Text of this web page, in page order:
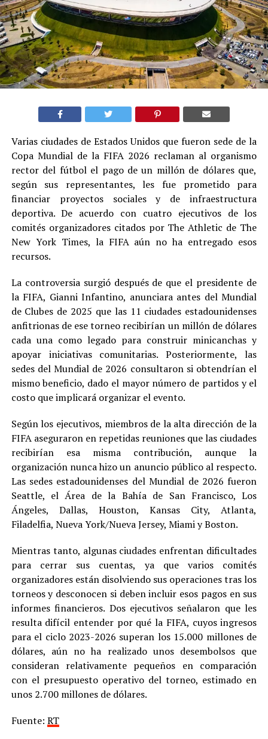
Varias ciudades de Estados Unidos que fueron sede de la
Copa Mundial de la FIFA 2026 reclaman al organismo
rector del fútbol el pago de un millón de dólares que,
según sus representantes, les fue prometido para
financiar proyectos sociales y de infraestructura
deportiva. De acuerdo con cuatro ejecutivos de los
comités organizadores citados por The Athletic de The
New York Times, la FIFA aún no ha entregado esos
recursos.
La controversia surgió después de que el presidente de
la FIFA, Gianni Infantino, anunciara antes del Mundial
de Clubes de 2025 que las 11 ciudades estadounidenses
anfitrionas de ese torneo recibirían un millón de dólares
cada una como legado para construir minicanchas y
apoyar iniciativas comunitarias. Posteriormente, las
sedes del Mundial de 2026 consultaron si obtendrían el
mismo beneficio, dado el mayor número de partidos y el
costo que implicará organizar el evento.
Según los ejecutivos, miembros de la alta dirección de la
FIFA aseguraron en repetidas reuniones que las ciudades
recibirían esa misma contribución, aunque la
organización nunca hizo un anuncio público al respecto.
Las sedes estadounidenses del Mundial de 2026 fueron
Seattle, el Área de la Bahía de San Francisco, Los
Ángeles, Dallas, Houston, Kansas City, Atlanta,
Filadelfia, Nueva York/Nueva Jersey, Miami y Boston.
Mientras tanto, algunas ciudades enfrentan dificultades
para cerrar sus cuentas, ya que varios comités
organizadores están disolviendo sus operaciones tras los
torneos y desconocen si deben incluir esos pagos en sus
informes financieros. Dos ejecutivos señalaron que les
resulta difícil entender por qué la FIFA, cuyos ingresos
para el ciclo 2023-2026 superan los 15.000 millones de
dólares, aún no ha realizado unos desembolsos que
consideran relativamente pequeños en comparación
con el presupuesto operativo del torneo, estimado en
unos 2.700 millones de dólares.
Fuente: RT